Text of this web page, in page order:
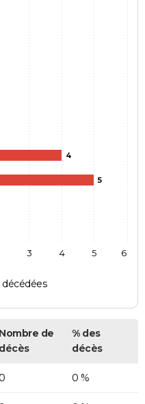
4
5
décédées
3 4 5 6
Nombre de
décès
% des
décès
0 %